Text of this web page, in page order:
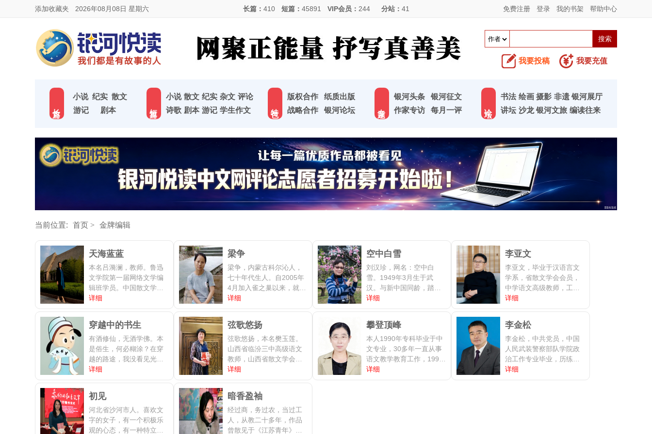
添加收藏夹 2026年08月08日 星期六 长篇： 410 短篇： 45891 VIP会员： 244 分站： 41 免费注册 登录 我的书架 帮助中心
我要投稿 我要充值
小说 纪实 散文
游记
剧本
小说 散文 纪实 杂文 评论
诗歌 剧本 游记 学生作文
版权合作
纸质出版
战略合作
银河论坛
银河头条
银河征文
作家专访
每月一评
书法 绘画 摄影 非遗 银河展厅
讲坛 沙龙 银河文旅 编读往来
当前位置: 首页 金牌编辑
天海蓝蓝
本名吕漪澜，教师。鲁迅
文学院第一届网络文学编
辑班学员。中国散文学会
会员，山东省作协会员，
山东省写作学会散文写作
市作协会员，蓬莱区作协
副主席。银河悦读中文网
合伙人，第二任编辑部总
编。多篇作品发表于《儿
童文学》《中国校园文
学》《人民周刊》《教书
《烟台晚报》《烟台散
文》《蓬莱日报》等报
刊。
详细
梁争
梁争，内蒙古科尔沁人，
七十年代生人。自2005年
4月加入雀之巢以来，就一
直没离开过。如今十二个
年头了，心始终在这里。
是痴迷于文字，但仍会一
如既往的执迷于文字里，
读也好，写也好，总不会
放弃。金牌编辑。银河悦
读网VIP会员。
详细
空中白雪
刘汉珍，网名：空中白
雪。1949年3月生于武
汉。与新中国同龄，踏着
时光走到今天，从学生,知
青,工人，学生，直至教
学优秀班主任，现已退
休。业余时间喜欢阅读、
摄影、旅游。武汉市女摄
影家协会会员，中国女摄
影家协会会员，华中科技
大学瑜珈诗社会员。2004
详细
李亚文
李亚文，毕业于汉语言文
学系，省散文学会会员，
中学语文高级教师，工作
之余，酷爱读书，爱好文
学，勤奋文学创作。1990
文《追求》《生命之旅》
《捧出你的微笑》《月是
故乡明》；诗歌《雪》
《爸爸的白发》；微小说
《足迹》《历史的天空》
等公开发表在各级各类报
详细
穿越中的书生
有酒修仙，无酒学佛。本
是俗生，何必糊涂？在穿
越的路途，我没看见光，
更没有看见救世的耶和，
阿，六天的折磨，我在安
详细
弦歌悠扬
弦歌悠扬，本名樊玉莲。
山西省临汾三中高级语文
教师，山西省散文学会会
员。网站金牌作者，金牌
编辑。多年总结征文活动
分）编辑校对评论宣传
《百面战旗红》《战旗美
如画》，系统整理《烽火
战旗扬》一览表等。骨里
详细
攀登顶峰
本人1990年专科毕业于中
文专业，30多年一直从事
语文教学教育工作，1996
年本科毕业于汉语言文学
专业。在工作中，认真阅
详细
李金松
李金松，中共党员，中国
人民武装警察部队学院政
治工作专业毕业，历练于
武警部队二十年，后到地
方党政机关工作，对党建
详细
初见
河北省沙河市人。喜欢文
字的女子，有一个积极乐
观的心态，有一种特立独
暗香盈袖
经过商，务过农，当过工
人，从教二十多年，作品
曾散见于《江苏青年》杂